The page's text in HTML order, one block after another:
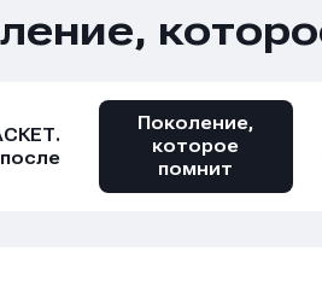
Поколение,
которое
помнит